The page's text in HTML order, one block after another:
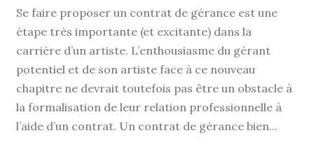
Se faire proposer un contrat de gérance est une
étape très importante (et excitante) dans la
carrière d’un artiste. L’enthousiasme du gérant
potentiel et de son artiste face à ce nouveau
chapitre ne devrait toutefois pas être un obstacle à
la formalisation de leur relation professionnelle à
l’aide d’un contrat. Un contrat de gérance bien...